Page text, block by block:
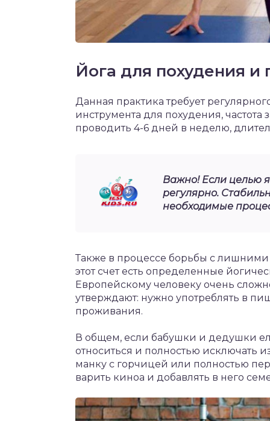
Йога для похудения и
Данная практика требует
инструмента для похудения, частота
проводить 4-6 дней в неделю,
Важно! Если целью
регулярно.
необходимые
Также в процессе борьбы с лишними
этот счет есть определенные
Европейскому человеку очень
утверждают: нужно употреблять в
проживания.
В общем, если бабушки и дедушки
относиться и полностью исключать
манку с горчицей или полностью
варить киноа и добавлять в него